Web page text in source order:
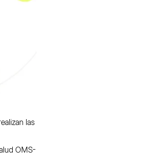
las
OMS-